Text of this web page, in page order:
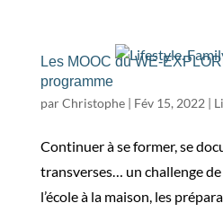
Les MOOC du WE-
programme
parChristophe| Fév 15, 2022 |
Continuer à se former, se
transverses… un challenge
l’école à la maison, les